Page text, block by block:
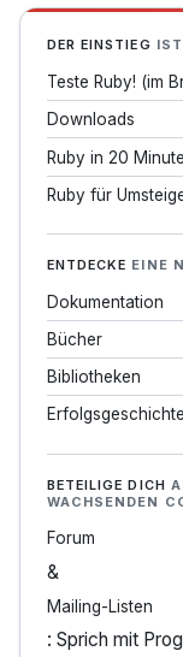
DER EINSTIEG
Teste Ruby! (im
Downloads
Ruby in 20
Ruby für
ENTDECKE EINE
Dokumentation
Bücher
Bibliotheken
BETEILIGE DICH
WACHSENDEN
Forum
&
Mailing-Listen
: Sprich mit